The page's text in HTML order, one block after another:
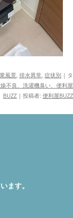
風景 排水異常 症状別 | タ
不良、洗濯機臭い、便利屋
BUZZ | 投稿者: 便利屋BUZZ
ます。